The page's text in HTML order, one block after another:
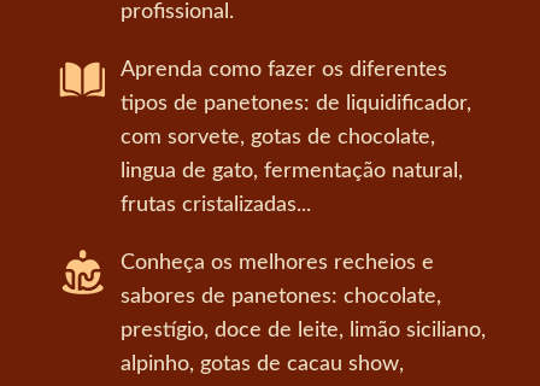
profissional.
Aprenda como fazer os diferentes
tipos de panetones: de liquidificador,
com sorvete, gotas de chocolate,
lingua de gato, fermentação natural,
frutas cristalizadas...
Conheça os melhores recheios e
sabores de panetones: chocolate,
prestígio, doce de leite, limão siciliano,
alpinho, gotas de cacau show,